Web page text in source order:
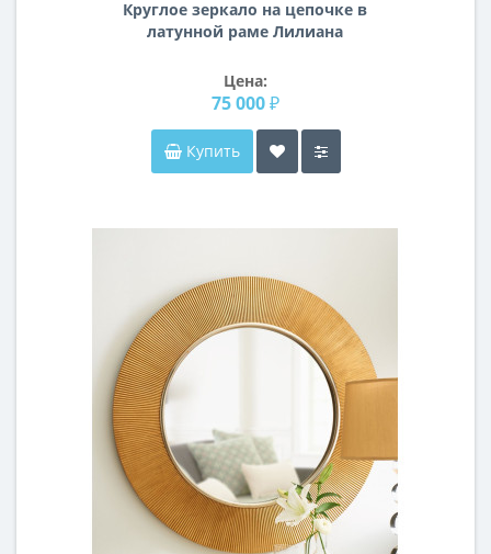
Круглое зеркало на цепочке в
латунной раме Лилиана
Цена:
75 000 ₽
Купить